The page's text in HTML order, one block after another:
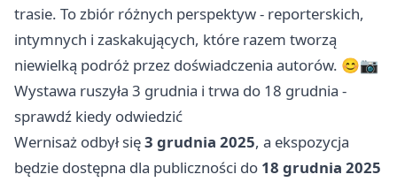
trasie. To zbiór różnych perspektyw - reporterskich,
intymnych i zaskakujących, które razem tworzą
niewielką podróż przez doświadczenia autorów. 😊📷
Wystawa ruszyła 3 grudnia i trwa do 18 grudnia -
sprawdź kiedy odwiedzić
Wernisaż odbył się3 grudnia 2025, a ekspozycja
będzie dostępna dla publiczności do 18 grudnia 2025